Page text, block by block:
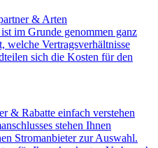
& Arten
im Grunde genommen ganz
welche Vertragsverhältnisse
sich die Kosten für den
& Rabatte einfach verstehen
stehen Ihnen
Stromanbieter zur Auswahl.